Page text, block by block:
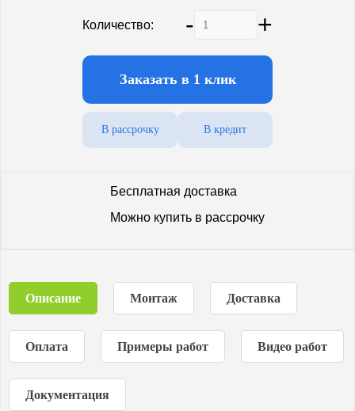
Количество: - +
Заказать в 1 клик
В рассрочку В кредит
Бесплатная доставка
Можно купить в рассрочку
Описание Монтаж Доставка
Оплата Примеры работ Видео работ
Документация